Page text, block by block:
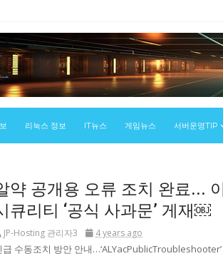
리눅스 정보 IT뉴스 게임뉴스 서버운영TIP
약 공개용 오류 조치 완료...
큐리티 ‘공식 사과문’ 게재￼
JP-Hosting 관리자3 4 years ago
급 수동조치 방안 안내…‘ALYacPublicTroubleshooter’